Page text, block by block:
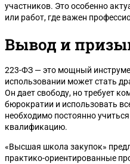
участников. Это особенно
или работ, где важен
Вывод и
223-ФЗ — это мощный
использовании может стать
Он дает свободу, но требует
бюрократии и использовать
необходимо постоянно
квалификацию.
«Высшая школа закупок»
практико-ориентированные